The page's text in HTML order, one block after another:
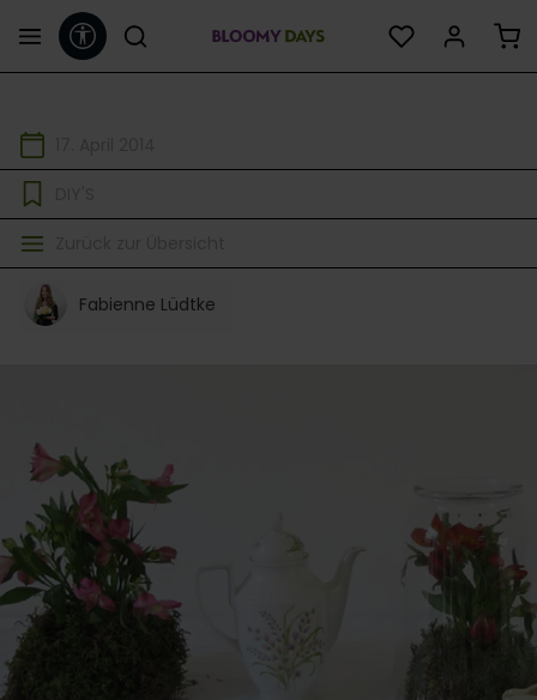
springenWerkzeugleiste anzeigen
Fabienne Lüdtke